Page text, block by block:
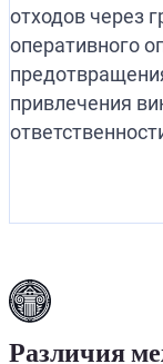
отходов через
оперативного
привлечения
Различия